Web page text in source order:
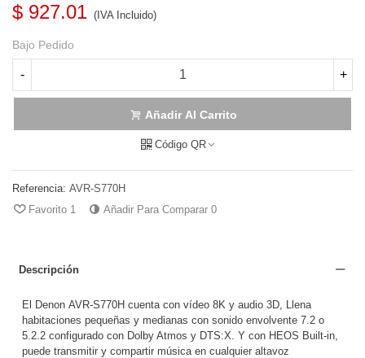
$ 927.01 (IVA Incluido)
Bajo Pedido
- +
Añadir Al Carrito
Código QR
Referencia: AVR-S770H
Favorito 1 Añadir Para Comparar 0
Descripción
El Denon AVR-S770H cuenta con vídeo 8K y audio 3D, Llena
habitaciones pequeñas y medianas con sonido envolvente 7.2 o
5.2.2 configurado con Dolby Atmos y DTS:X. Y con HEOS Built-in,
puede transmitir y compartir música en cualquier altavoz